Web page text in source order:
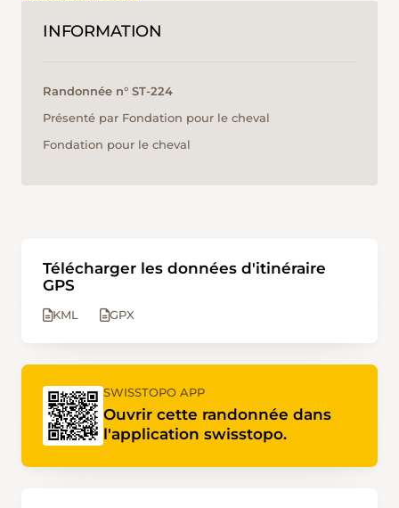
INFORMATION
Randonnée n° ST-224
Présenté par Fondation pour le cheval
Fondation pour le cheval
Télécharger les données d'itinéraire
GPS
KML GPX
SWISSTOPO APP
Ouvrir cette randonnée dans
l'application swisstopo.